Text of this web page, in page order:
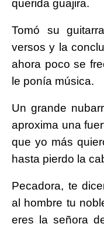
querida guajira.
Tomó su
versos y la
ahora poco se
le ponía música.
Un grande
aproxima una
que yo más
hasta pierdo la
Pecadora, te
al hombre tu
eres la señora